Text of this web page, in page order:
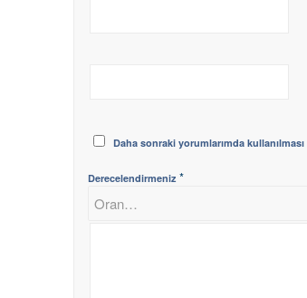
Daha sonraki yorumlarımda
Derecelendirmeniz*